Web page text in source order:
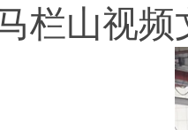
栏山视